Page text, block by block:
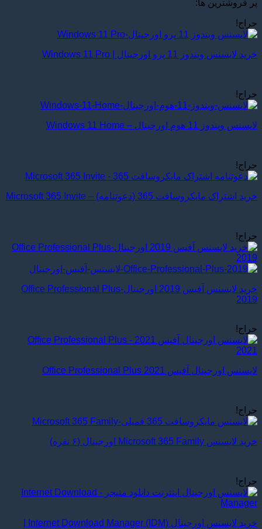
پر فروشترین ها:
حراج!
خرید لایسنس ویندوز 11 پرو اورجینال | Windows 11 Pro
حراج!
لایسنس ویندوز 11 هوم اورجینال – Windows 11 Home
حراج!
خرید اشتراک مایکروسافت 365 (دعوتنامه) – Microsoft 365 Invite
حراج!
خرید لایسنس آفیس 2019 اورجینال-Office Professional Plus
2019
حراج!
لایسنس اورجینال آفیس Office Professional Plus 2021
حراج!
خرید لایسنس Microsoft 365 Family اورجینال (۶ نفره)
حراج!